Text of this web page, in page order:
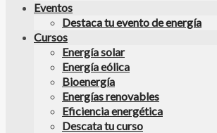
Eventos
Destaca tu evento de energía
Cursos
Energía solar
Energía eólica
Bioenergía
Energías renovables
Eficiencia energética
Descata tu curso